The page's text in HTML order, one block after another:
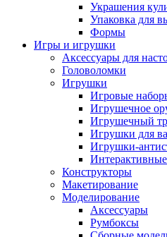
Украшения
Упаковка для
Формы
Игры и игрушки
Аксессуары для
Головоломки
Игрушки
Игровые
Игрушечное
Игрушечный
Игрушки для
Игрушки-
Конструкторы
Макетирование
Моделирование
Аксессуары
Румбоксы